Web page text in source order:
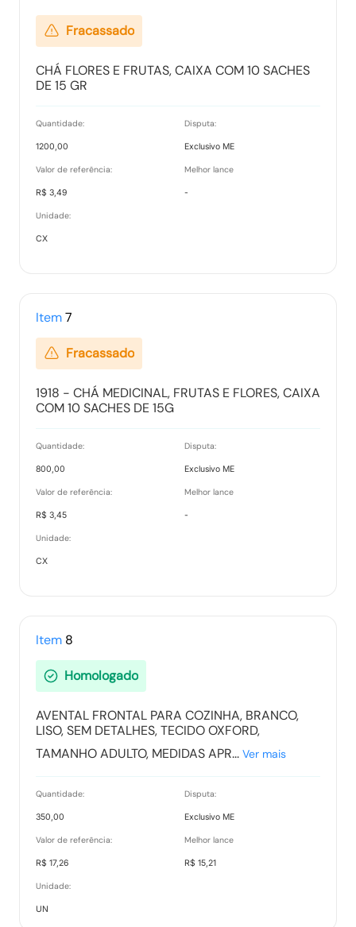
Fracassado
CHÁ FLORES E FRUTAS, CAIXA COM 10 SACHES
DE 15 GR
Quantidade:
1200,00
Disputa:
Exclusivo ME
Valor de referência:
R$ 3,49
Melhor lance
-
Unidade:
CX
Item7
Fracassado
1918 - CHÁ MEDICINAL, FRUTAS E FLORES, CAIXA
COM 10 SACHES DE 15G
Quantidade:
800,00
Disputa:
Exclusivo ME
Valor de referência:
R$ 3,45
Melhor lance
-
Unidade:
CX
Item 8
Homologado
AVENTAL FRONTAL PARA COZINHA, BRANCO,
LISO, SEM DETALHES, TECIDO OXFORD,
TAMANHO ADULTO, MEDIDAS APR... Ver mais
Quantidade:
350,00
Disputa:
Exclusivo ME
Valor de referência:
R$ 17,26
Melhor lance
R$ 15,21
Unidade:
UN